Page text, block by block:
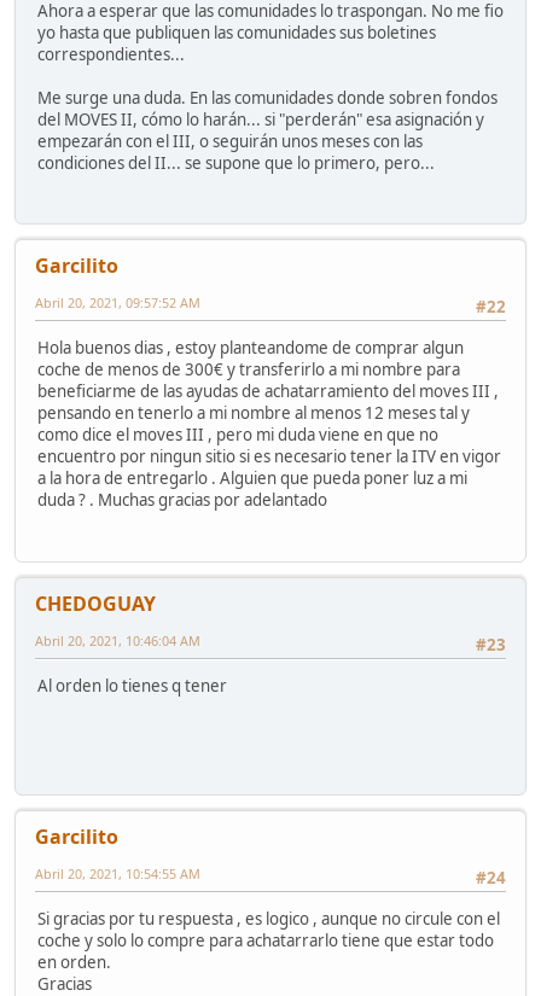
Ahora a esperar que las comunidades lo traspongan. No me fio
yo hasta que publiquen las comunidades sus boletines
correspondientes...
Me surge una duda. En las comunidades donde sobren fondos
del MOVES II, cómo lo harán... si "perderán" esa asignación y
empezarán con el III, o seguirán unos meses con las
condiciones del II... se supone que lo primero, pero...
Garcilito
#22
Abril 20, 2021, 09:57:52 AM
Hola buenos dias , estoy planteandome de comprar algun
coche de menos de 300€ y transferirlo a mi nombre para
beneficiarme de las ayudas de achatarramiento del moves III ,
pensando en tenerlo a mi nombre al menos 12 meses tal y
como dice el moves III , pero mi duda viene en que no
encuentro por ningun sitio si es necesario tener la ITV en vigor
a la hora de entregarlo . Alguien que pueda poner luz a mi
duda ? . Muchas gracias por adelantado
CHEDOGUAY
#23
Abril 20, 2021, 10:46:04 AM
Al orden lo tienes q tener
Garcilito
#24
Abril 20, 2021, 10:54:55 AM
Si gracias por tu respuesta , es logico , aunque no circule con el
coche y solo lo compre para achatarrarlo tiene que estar todo
en orden.
Gracias